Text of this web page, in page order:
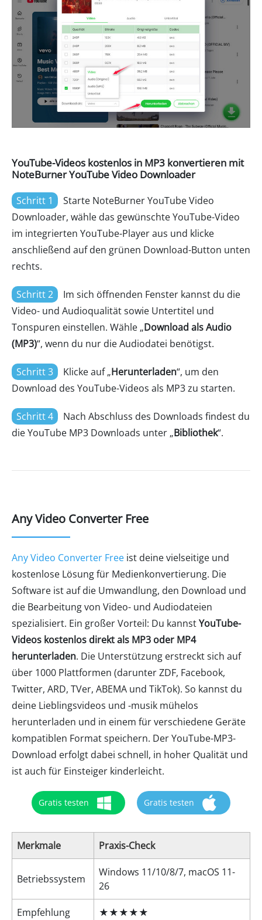
YouTube-Videos kostenlos in MP3 konvertieren mit
NoteBurner YouTube Video Downloader
Schritt 1
Starte NoteBurner YouTube Video
Downloader, wähle das gewünschte YouTube-Video
im integrierten YouTube-Player aus und klicke
anschließend auf den grünen Download-Button unten
rechts.
Schritt 2
Im sich öffnenden Fenster kannst du die
Video- und Audioqualität sowie Untertitel und
Tonspuren einstellen. Wähle „Download als Audio
(MP3)“, wenn du nur die Audiodatei benötigst.
Schritt 3 Klicke auf „Herunterladen“, um den
Download des YouTube-Videos als MP3 zu starten.
Schritt 4
Nach Abschluss des Downloads findest du
die YouTube MP3 Downloads unter „Bibliothek“.
Any Video Converter Free
Any Video Converter Free ist deine vielseitige und
kostenlose Lösung für Medienkonvertierung. Die
Software ist auf die Umwandlung, den Download und
die Bearbeitung von Video- und Audiodateien
spezialisiert. Ein großer Vorteil: Du kannstYouTube-
Videos kostenlos direkt als MP3 oder MP4
herunterladen. Die Unterstützung erstreckt sich auf
über 1000 Plattformen (darunter ZDF, Facebook,
Twitter, ARD, TVer, ABEMA und TikTok). So kannst du
deine Lieblingsvideos und -musik mühelos
herunterladen und in einem für verschiedene Geräte
kompatiblen Format speichern. Der YouTube-MP3-
Download erfolgt dabei schnell, in hoher Qualität und
ist auch für Einsteiger kinderleicht.
Gratis testen Gratis testen
Merkmale Praxis-Check
Betriebssystem
Windows 11/10/8/7, macOS 11-
26
Empfehlung ★★★★★